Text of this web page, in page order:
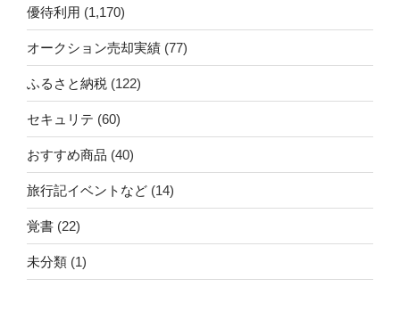
優待利用 (1,170)
オークション売却実績 (77)
ふるさと納税 (122)
セキュリテ (60)
おすすめ商品 (40)
旅行記イベントなど (14)
覚書 (22)
未分類 (1)